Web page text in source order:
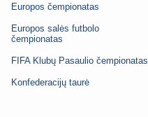
Europos čempionatas
Europos salės futbolo
čempionatas
FIFA Klubų Pasaulio čempionatas
Konfederacijų taurė